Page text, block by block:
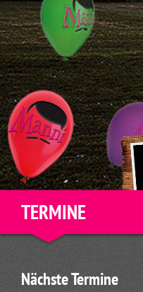
TERMINE
Nächste Termine